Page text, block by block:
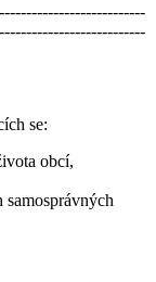
se:
obcí,
samosprávných